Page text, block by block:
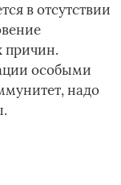
в отсутствии
причин.
особыми
надо